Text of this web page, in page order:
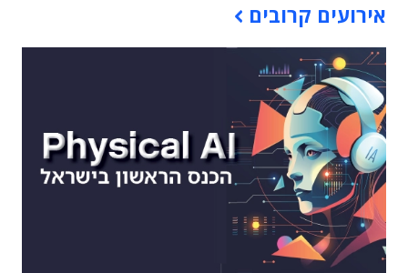
אירועים קרובים